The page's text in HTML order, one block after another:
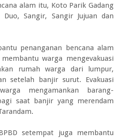
alam itu, Koto Parik Gadang
Sangir, Sangir Jujuan dan
penanganan bencana alam
warga mengevakuasi
rumah warga dari lumpur,
setelah banjir surut. Evakuasi
mengamankan barang-
saat banjir yang merendam
setempat juga membantu